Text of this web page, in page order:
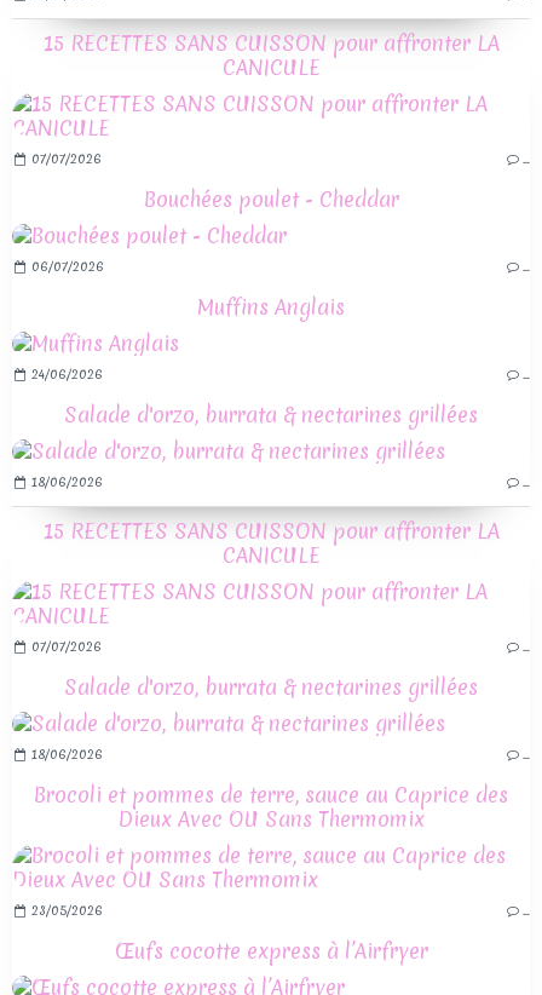
15 RECETTES SANS CUISSON pour affronter LA
CANICULE
07/07/2026 …
Bouchées poulet - Cheddar
06/07/2026 …
Muffins Anglais
24/06/2026 …
Salade d'orzo, burrata & nectarines grillées
18/06/2026 …
15 RECETTES SANS CUISSON pour affronter LA
CANICULE
07/07/2026 …
Salade d'orzo, burrata & nectarines grillées
18/06/2026 …
Brocoli et pommes de terre, sauce au Caprice des
Dieux Avec OU Sans Thermomix
23/05/2026 …
Œufs cocotte express à l’Airfryer